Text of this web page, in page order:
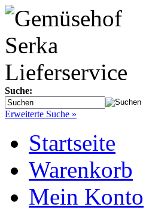
Suche:
Erweiterte Suche »
Startseite
Warenkorb
Mein Konto